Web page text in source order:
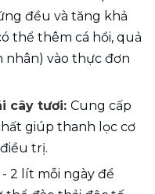
đều và tăng khả
thể thêm cá hồi, quả
nhân) vào thực đơn
cây tươi: Cung cấp
giúp thanh lọc cơ
trị.
- 2 lít mỗi ngày để